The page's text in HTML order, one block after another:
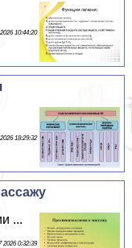
10:44:20
18:29:32
...
2026 0:32:39